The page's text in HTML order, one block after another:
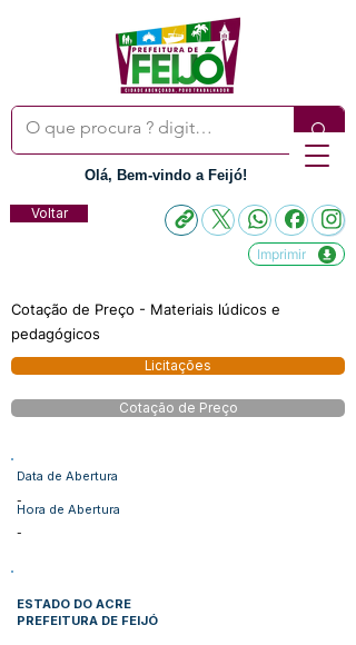
Olá, Bem-vindo a Feijó!
Voltar
Imprimir
Cotação de Preço - Materiais lúdicos e
pedagógicos
Licitações
Cotação de Preço
Data de Abertura
-
Hora de Abertura
-
ESTADO DO ACRE
PREFEITURA DE FEIJÓ